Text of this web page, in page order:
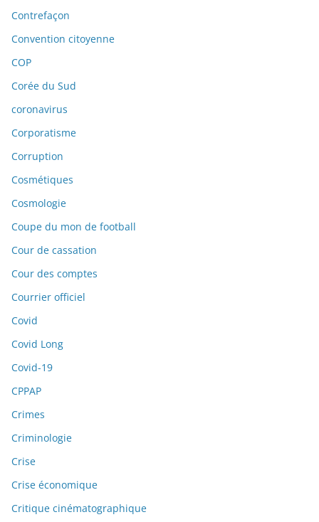
Contrefaçon
Convention citoyenne
COP
Corée du Sud
coronavirus
Corporatisme
Corruption
Cosmétiques
Cosmologie
Coupe du mon de football
Cour de cassation
Cour des comptes
Courrier officiel
Covid
Covid Long
Covid-19
CPPAP
Crimes
Criminologie
Crise
Crise économique
Critique cinématographique